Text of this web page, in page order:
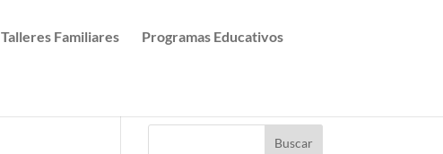
Talleres Familiares Programas Educativos
Buscar